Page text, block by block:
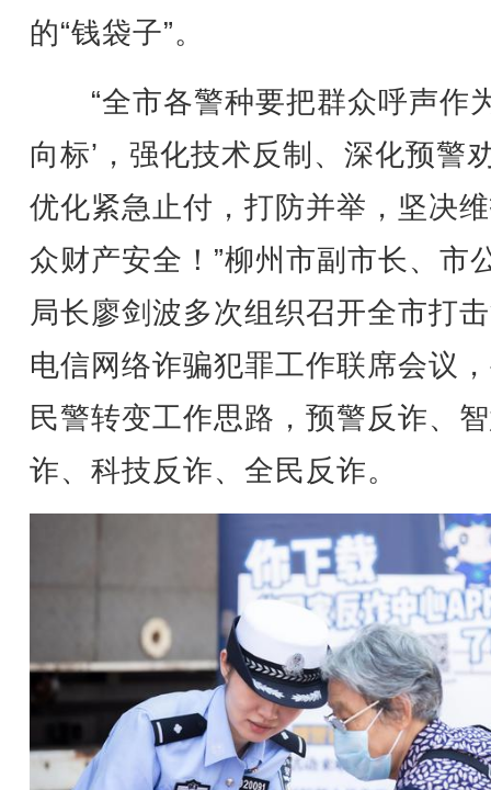
的“钱袋子”。
“全市各警种要把群众呼声作
向标’，强化技术反制、深化预警
优化紧急止付，打防并举，坚决
众财产安全！”柳州市副市长、市
局长廖剑波多次组织召开全市打
电信网络诈骗犯罪工作联席会议
民警转变工作思路，预警反诈、
诈、科技反诈、全民反诈。